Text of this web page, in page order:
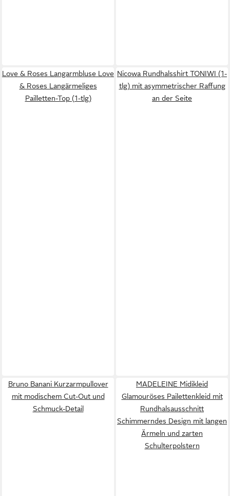
Love & Roses Langarmbluse Love
& Roses Langärmeliges
Pailletten-Top (1-tlg)
Nicowa Rundhalsshirt TONIWI (1-
tlg) mit asymmetrischer Raffung
an der Seite
Bruno Banani Kurzarmpullover
mit modischem Cut-Out und
Schmuck-Detail
MADELEINE Midikleid
Glamouröses Pailettenkleid mit
Rundhalsausschnitt
Schimmerndes Design mit langen
Ärmeln und zarten
Schulterpolstern